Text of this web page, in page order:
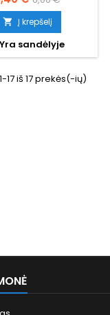
kaina
 Į krepšelį
Yra sandėlyje
17 iš 17 prekės(-ių)